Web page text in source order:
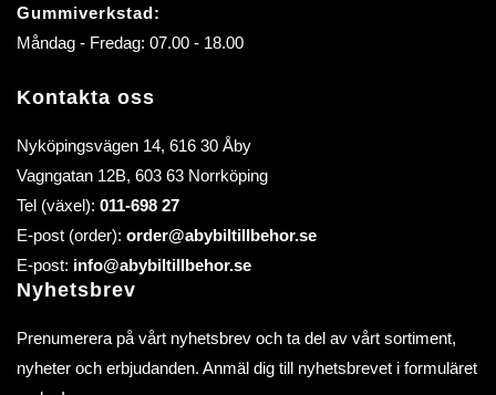
Gummiverkstad:
Måndag - Fredag: 07.00 - 18.00
Kontakta oss
Nyköpingsvägen 14, 616 30 Åby
Vagngatan 12B, 603 63 Norrköping
Tel (växel): 011-698 27
E-post (order): order@abybiltillbehor.se
E-post: info@abybiltillbehor.se
Nyhetsbrev
Prenumerera på vårt nyhetsbrev och ta del av vårt sortiment,
nyheter och erbjudanden. Anmäl dig till nyhetsbrevet i formuläret